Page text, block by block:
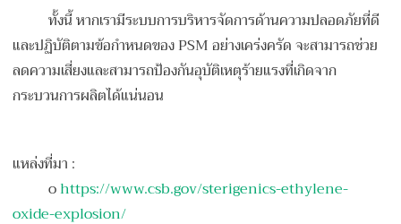
ทั้งนี้ หากเรามีระบบการบริหารจัดการด้านความปลอดภัยที่ดี
และปฏิบัติตามข้อกำหนดของ PSM อย่างเคร่งครัด จะสามารถช่วย
ลดความเสี่ยงและสามารถป้องกันอุบัติเหตุร้ายแรงที่เกิดจาก
กระบวนการผลิตได้แน่นอน
แหล่งที่มา :
ohttps://www.csb.gov/sterigenics-ethylene-
oxide-explosion/